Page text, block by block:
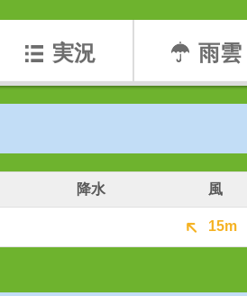
実況 雨雲
降水 風
15m